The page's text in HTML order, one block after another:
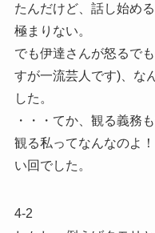
たんだけど、話し始め
極まりない。
でも伊達さんが怒るで
すが一流芸人です)、な
した。
・・・てか、観る義務
観る私ってなんなのよ
い回でした。
4-2